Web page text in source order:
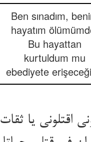
Ben sınadım,
hayatım
Bu hayattan
kurtuldum mu
ebediyete
اقتلونی یا ثقات